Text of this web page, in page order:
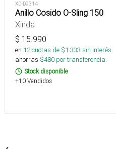
XD-D9314
Anillo Cosido O-Sling 150
Xinda
$ 15.990
en 12cuotas de $1.333 sin interés
ahorras $480 por transferencia.
Stock disponible
+10 Vendidos